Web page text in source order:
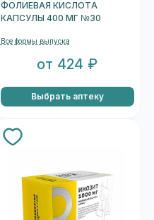
ФОЛИЕВАЯ КИСЛОТА
КАПСУЛЫ 400 МГ №30
Все формы выпуска
от 424 ₽
Выбрать аптеку